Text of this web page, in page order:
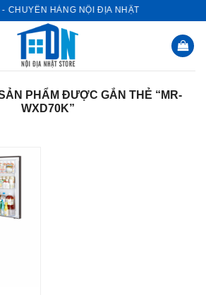
CHUYÊN HÀNG NỘI ĐỊA NHẬT
PHẨM ĐƯỢC GẮN THẺ “MR-
WXD70K”